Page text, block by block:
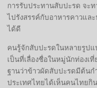
การรับประทานสับปะรด จะ
ไปรังสรรค์กับอาหารคาวแล
ได้ดี
คนรู้จักสับปะรดในหลายรูป
เป็นที่เลื่องชื่อในหมู่นักท่องเ
ฐานว่าข้าวผัดสับปะรดมีต้น
ประเทศไทยได้เห็นคนไทยกิ